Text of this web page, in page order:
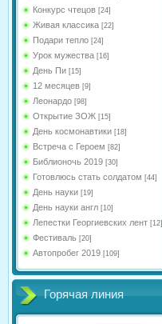
Конкурс чтецов [24]
Живая классика [22]
Подари тепло [24]
Урок мужества [16]
День Пи [15]
12 месяцев [9]
Леонардо [98]
Открытие ЗОЖ [15]
День космонавтики [18]
Встреча с Героем [82]
Библионочь 2019 [30]
Готовлюсь стать солдатом [44]
День науки [19]
День науки англ [10]
Лепестки Георгиевских лент [12]
Фестиваль [20]
Автопробег 2019 [109]
Горячая линия